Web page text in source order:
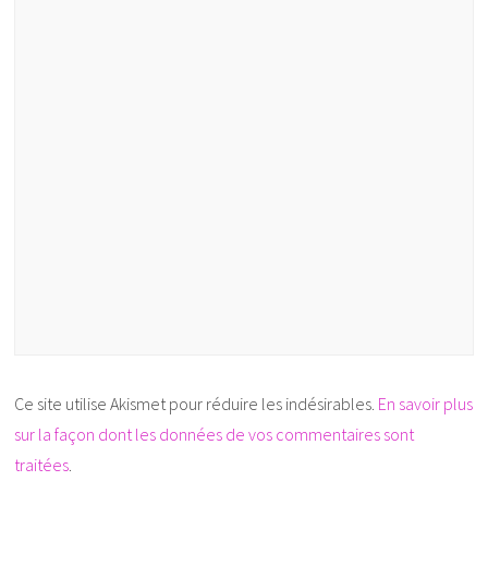
Ce site utilise Akismet pour réduire les indésirables. En savoir plus
sur la façon dont les données de vos commentaires sont
traitées.